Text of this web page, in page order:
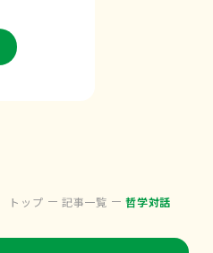
トップ 記事一覧 哲学対話